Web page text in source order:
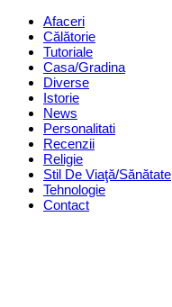
Afaceri
Călătorie
Tutoriale
Casa/Gradina
Diverse
Istorie
News
Personalitati
Recenzii
Religie
Stil De Viaţă/Sănătate
Tehnologie
Contact